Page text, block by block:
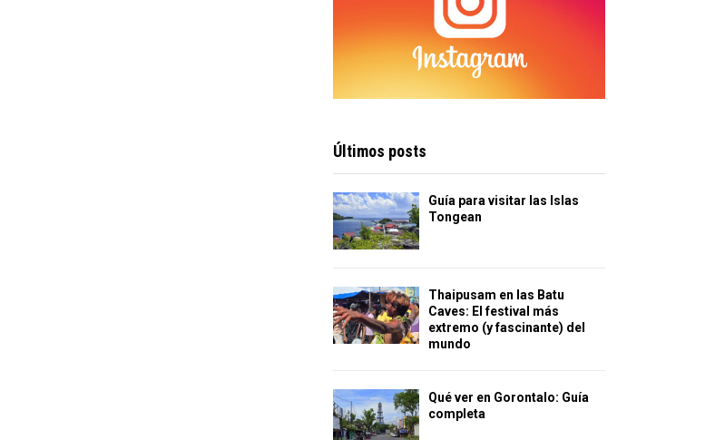
Últimos posts
Guía para visitar las Islas
Tongean
Thaipusam en las Batu
Caves: El festival más
extremo (y fascinante) del
mundo
Qué ver en Gorontalo: Guía
completa